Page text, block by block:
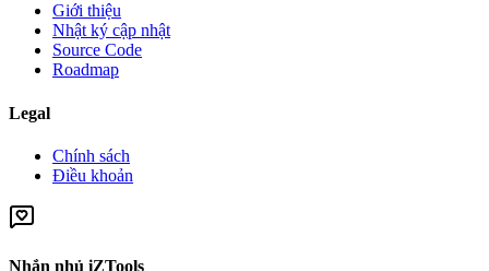
Giới thiệu
Nhật ký cập nhật
Source Code
Roadmap
Legal
Chính sách
Điều khoản
Nhắn nhủ iZTools